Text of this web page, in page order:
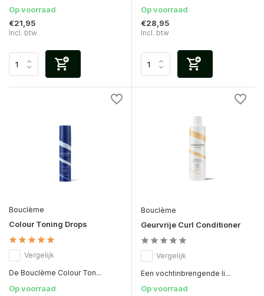
Op voorraad
€21,95
Incl. btw
Op voorraad
€28,95
Incl. btw
Bouclème
Colour Toning Drops
Vergelijk
De Bouclème Colour Ton...
Op voorraad
Bouclème
Geurvrije Curl Conditioner
Vergelijk
Een vochtinbrengende li...
Op voorraad